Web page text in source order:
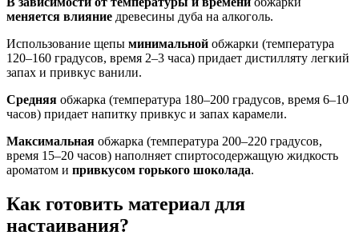
меняется влияние древесины дуба на алкоголь.
Использование щепы минимальной обжарки (температура
120–160 градусов, время 2–3 часа) придает дистилляту легкий
запах и привкус ванили.
Средняя обжарка (температура 180–200 градусов, время 6–10
часов) придает напитку привкус и запах карамели.
Максимальная обжарка (температура 200–220 градусов,
время 15–20 часов) наполняет спиртосодержащую жидкость
ароматом и привкусом горького шоколада.
Как готовить материал для
настаивания?